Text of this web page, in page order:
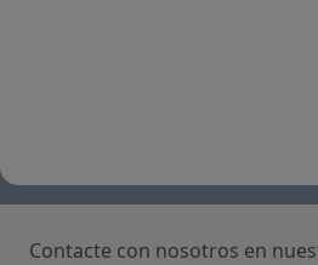
Contacte con nosotros en